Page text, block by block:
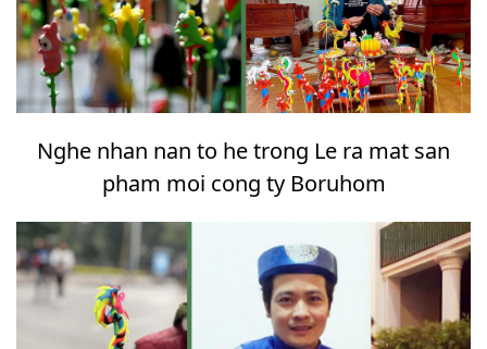
Nghe nhan nan to he trong Le ra mat san
pham moi cong ty Boruhom